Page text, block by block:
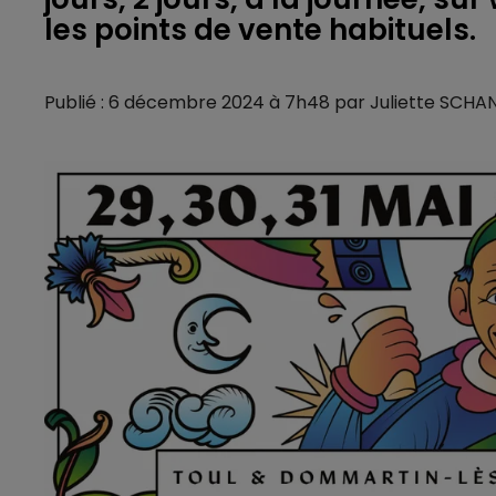
les points de vente habituels.
Publié : 6 décembre 2024 à 7h48 par Juliette